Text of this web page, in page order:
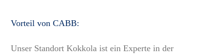
Vorteil von CABB:
Unser Standort Kokkola ist ein Experte in der